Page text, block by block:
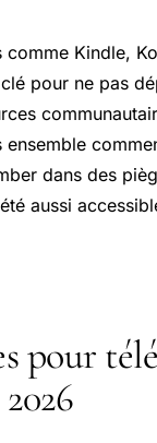
comme Kindle,
pour ne pas
dans des
aussi
pour